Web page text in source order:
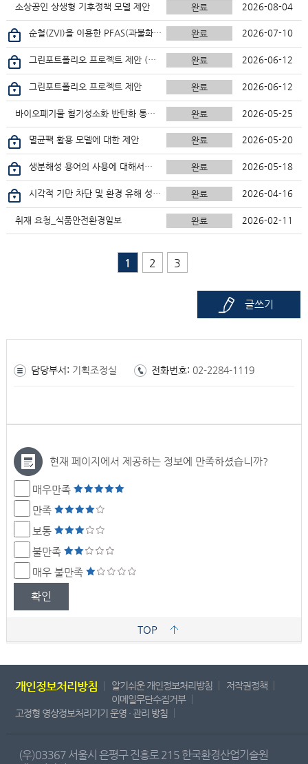
소상공인 상생형 기후정책 모델 제안 완료 2026-08-04
순철(ZVI)을 이용한 PFAS(과불화화합물) 수처리 기술 개발 제안 완료 2026-07-10
그린포트폴리오 프로젝트 제안 (수정) 완료 2026-06-12
그린포트폴리오 프로젝트 제안 완료 2026-06-12
바이오폐기물 혐기성소화 반탄화 통합형 무탄소바이오에너지 전기 스마트팜 전기공급 실증사업화 완료 2026-05-25
멸균팩 활용 모델에 대한 제안 완료 2026-05-20
생분해성 용어의 사용에 대해서… 완료 2026-05-18
시각적 기만 차단 및 환경 유해 성분 분리 공시를 통한 그린워싱 방지 제도 강화안 완료 2026-04-16
취재 요청_식품안전환경일보 완료 2026-02-11
1 2 3
글쓰기
담당부서: 기획조정실 전화번호: 02-2284-1119
현재 페이지에서 제공하는 정보에 만족하셨습니까?
매우만족
만족
보통
불만족
매우 불만족
확인
TOP
개인정보처리방침 알기쉬운 개인정보처리방침
저작권정책
이메일무단수집거부
고정형 영상정보처리기기 운영 · 관리 방침
(우)03367 서울시 은평구 진흥로 215 한국환경산업기술원